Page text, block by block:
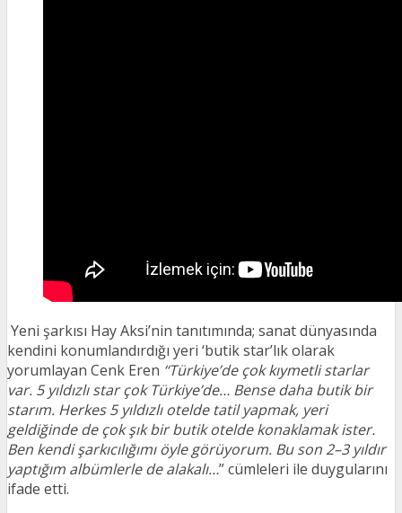
Yeni şarkısı Hay Aksi’nin tanıtımında; sanat dünyasında
kendini konumlandırdığı yeri ‘butik star’lık olarak
yorumlayan Cenk Eren ‘‘Türkiye’de çok kıymetli starlar
var. 5 yıldızlı star çok Türkiye’de… Bense daha butik bir
starım. Herkes 5 yıldızlı otelde tatil yapmak, yeri
geldiğinde de çok şık bir butik otelde konaklamak ister.
Ben kendi şarkıcılığımı öyle görüyorum. Bu son 2–3 yıldır
yaptığım albümlerle de alakalı…” cümleleri ile duygularını
ifade etti.